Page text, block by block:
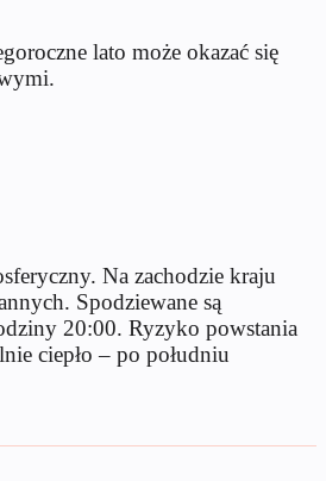
lato może okazać się
Na zachodzie kraju
Spodziewane są
20:00. Ryzyko powstania
ciepło – po południu